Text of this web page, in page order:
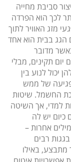
סביבת מחייה
לכך הוא הפרדה
מזג האוויר לתוך
הגג בבית הוא אחד
מדובר
תקינים, מבלי
יכול לנוע בין
של ממש
החשמל. שיטות
למדי, אך השיטה
כיום יש לה
אחרות –
רבים
מתבצע, באילו